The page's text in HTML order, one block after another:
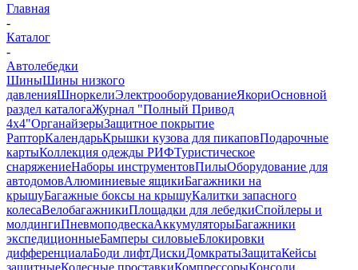
Главная
-
Каталог
-
Автолебедки
ШиныШины низкого
давленияШноркелиЭлектрооборудованиеЯкориОсновной
раздел каталогаЖурнал "Полный Привод
4х4"ОрганайзерыЗащитное покрытие
РапторКалендарьКрышки кузова для пикаповПодарочные
картыКоллекция одежды РИФТуристическое
снаряжениеНаборы инструментовПилыОборудование для
автодомовАлюминиевые ящикиБагажники на
крышуБагажные боксы на крышуКалитки запасного
колесаВелобагажникиПлощадки для лебедкиСпойлеры и
молдингиПневмоподвескаАккумуляторыБагажники
экспедиционныеБамперы силовыеБлокировки
дифференциалаБоди лифтДискиДомкратыЗащитаКейсы
защитныеКолесные проставкиКомпрессорыКонсоли